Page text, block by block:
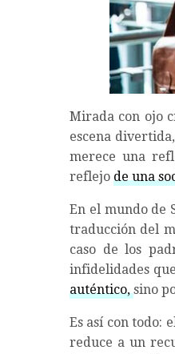
Mirada con ojo
escena
merece una
reflejo de una
En el mundo de
traducción del
caso de los
infidelidades
auténtico,sino
Es así con todo:
reduce a un